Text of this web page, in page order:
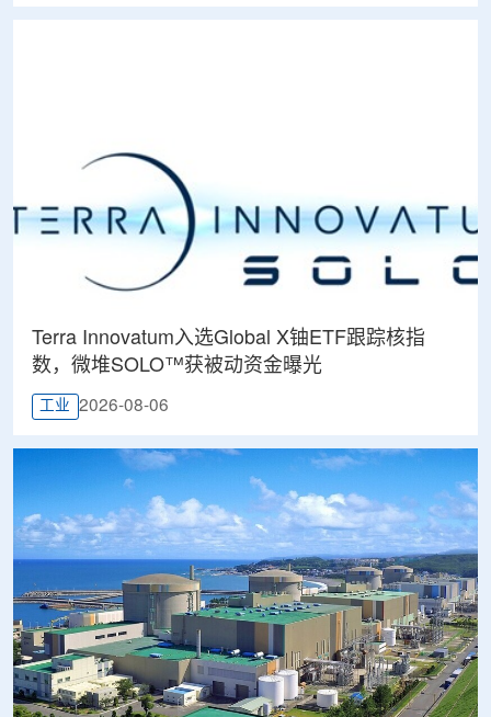
Terra Innovatum入选Global X铀ETF跟踪核指
数，微堆SOLO™获被动资金曝光
工业 2026-08-06